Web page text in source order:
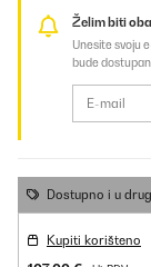
Želim biti
Unesite svoju
bude dostupan.
Dostupno i u
Kupiti korišteno